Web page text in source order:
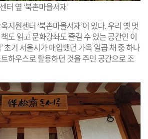
터 옆 ‘북촌마을서재’
지원센터 ‘북촌마을서재’이 있다. 우리 옛 멋
도 읽고 문화강좌도 즐길 수 있는 공간인 이
초기 서울시가 매입했던 가옥 일곱 채 중 하나
하우스로 활용하던 것을 주민 공간으로 조